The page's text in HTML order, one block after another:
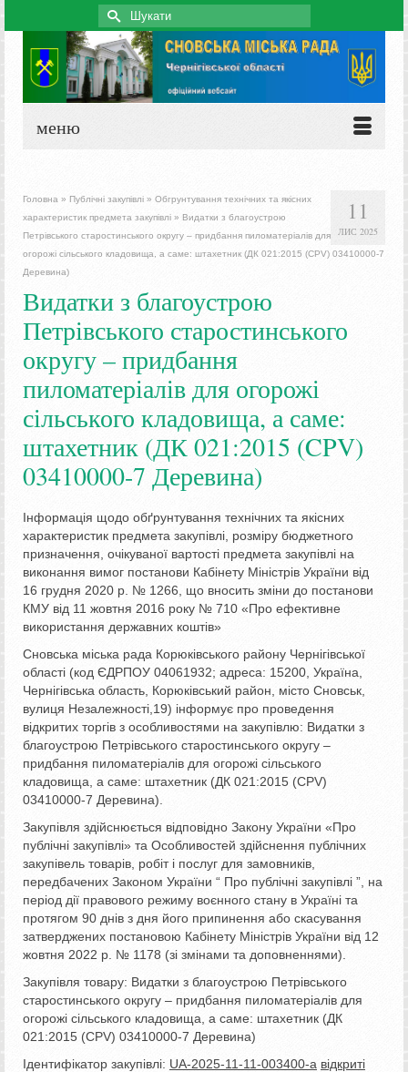
Search
for:
меню
11
ЛИС 2025
Головна » Публічні закупівлі » Обгрунтування технічних та якісних
характеристик предмета закупівлі » Видатки з благоустрою
Петрівського старостинського округу – придбання пиломатеріалів для
огорожі сільського кладовища, а саме: штахетник (ДК 021:2015 (CPV) 03410000-7
Деревина)
Видатки з благоустрою
Петрівського старостинського
округу – придбання
пиломатеріалів для огорожі
сільського кладовища, а саме:
штахетник (ДК 021:2015 (CPV)
03410000-7 Деревина)
Інформація щодо обґрунтування технічних та якісних
характеристик предмета закупівлі, розміру бюджетного
призначення, очікуваної вартості предмета закупівлі на
виконання вимог постанови Кабінету Міністрів України від
16 грудня 2020 р. № 1266, що вносить зміни до постанови
КМУ від 11 жовтня 2016 року № 710 «Про ефективне
використання державних коштів»
Сновська міська рада Корюківського району Чернігівської
області (код ЄДРПОУ 04061932; адреса: 15200, Україна,
Чернігівська область, Корюківський район, місто Сновськ,
вулиця Незалежності,19) інформує про проведення
відкритих торгів з особливостями на закупівлю: Видатки з
благоустрою Петрівського старостинського округу –
придбання пиломатеріалів для огорожі сільського
кладовища, а саме: штахетник (ДК 021:2015 (CPV)
03410000-7 Деревина).
Закупівля здійснюється відповідно Закону України «Про
публічні закупівлі» та Особливостей здійснення публічних
закупівель товарів, робіт і послуг для замовників,
передбачених Законом України “ Про публічні закупівлі ”, на
період дії правового режиму воєнного стану в Україні та
протягом 90 днів з дня його припинення або скасування
затверджених постановою Кабінету Міністрів України від 12
жовтня 2022 р. № 1178 (зі змінами та доповненнями).
Закупівля товару: Видатки з благоустрою Петрівського
старостинського округу – придбання пиломатеріалів для
огорожі сільського кладовища, а саме: штахетник (ДК
021:2015 (CPV) 03410000-7 Деревина)
Ідентифікатор закупівлі: UA-2025-11-11-003400-a відкриті